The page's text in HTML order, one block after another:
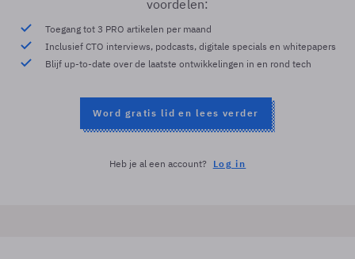
voordelen:
Toegang tot 3 PRO artikelen per maand
Inclusief CTO interviews, podcasts, digitale specials en whitepapers
Blijf up-to-date over de laatste ontwikkelingen in en rond tech
Word gratis lid en lees verder
Heb je al een account? Log in